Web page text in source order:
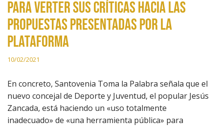
para verter sus críticas hacia las
propuestas presentadas por la
plataforma
10/02/2021
En concreto, Santovenia Toma la Palabra señala que el
nuevo concejal de Deporte y Juventud, el popular Jesús
Zancada, está haciendo un «uso totalmente
inadecuado» de «una herramienta pública» para